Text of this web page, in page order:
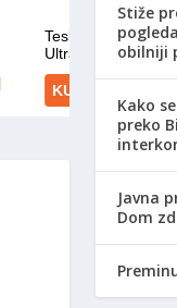
Stiže
obilniji
Kako
preko
Javna
Dom